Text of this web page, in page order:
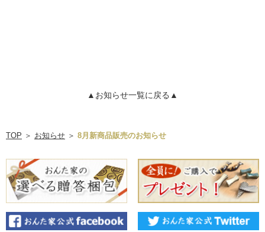
▲お知らせ一覧に戻る▲
TOP ＞ お知らせ ＞ 8月新商品販売のお知らせ